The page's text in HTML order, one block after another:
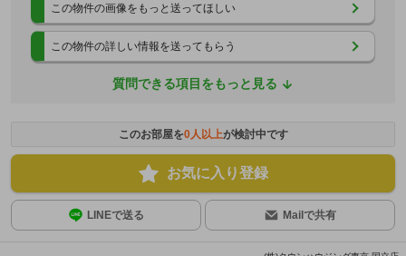
この物件の画像をもっと送ってほしい
この物件の詳しい情報を送ってもらう
質問できる項目をもっと見る
このお部屋を0人以上が検討中です
お気に入り登録
LINEで送る Mailで共有